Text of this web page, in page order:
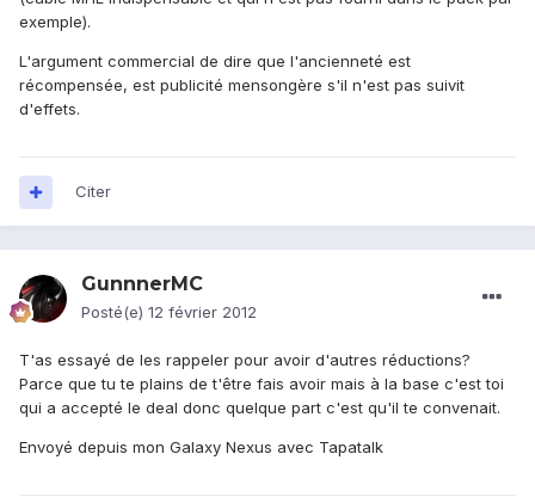
exemple).
L'argument commercial de dire que l'ancienneté est
récompensée, est publicité mensongère s'il n'est pas suivit
d'effets.
Citer
GunnnerMC
Posté(e) 12 février 2012
T'as essayé de les rappeler pour avoir d'autres réductions?
Parce que tu te plains de t'être fais avoir mais à la base c'est toi
qui a accepté le deal donc quelque part c'est qu'il te convenait.
Envoyé depuis mon Galaxy Nexus avec Tapatalk